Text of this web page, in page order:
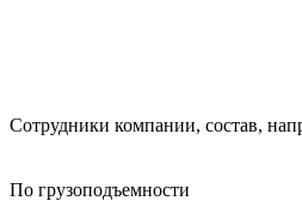
Сотрудники компании, состав,
По грузоподъемности